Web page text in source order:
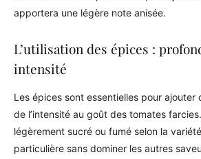
apportera une légère note anisée.
L’utilisation des épices :
intensité
Les épices sont essentielles pour
de l’intensité au goût des tomates
légèrement sucré ou fumé selon la
particulière sans dominer les autres